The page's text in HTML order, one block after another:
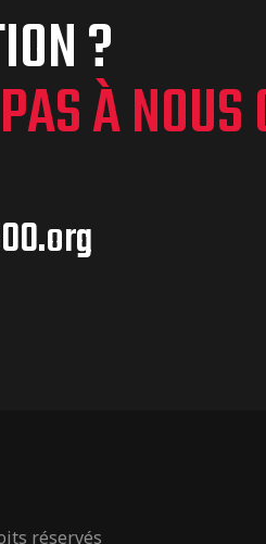
?
À NOUS
réservés